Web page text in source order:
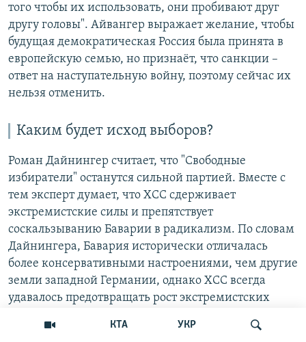
КТА УКР
того чтобы их использовать, они пробивают друг
другу головы". Айвангер выражает желание, чтобы
будущая демократическая Россия была принята в
европейскую семью, но признаёт, что санкции –
ответ на наступательную войну, поэтому сейчас их
нельзя отменить.
Каким будет исход выборов?
Роман Дайнингер считает, что "Свободные
избиратели" останутся сильной партией. Вместе с
тем эксперт думает, что ХСС сдерживает
экстремистские силы и препятствует
соскальзыванию Баварии в радикализм. По словам
Дайнингера, Бавария исторически отличалась
более консервативными настроениями, чем другие
земли западной Германии, однако ХСС всегда
удавалось предотвращать рост экстремистских
проявляется сильнее, однако он меньше, чем в